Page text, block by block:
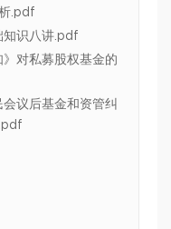
.pdf
知识八讲.pdf
对私募股权基金的
议后基金和资管纠